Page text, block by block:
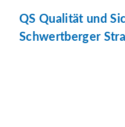
QS Qualität und
Schwertberger